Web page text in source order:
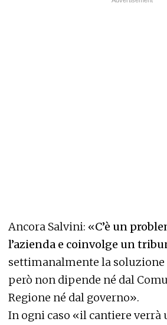
Ancora Salvini: «C’è un
l’azienda e coinvolge un
settimanalmente la soluzione
però non dipende né dal
Regione né dal governo».
In ogni caso «il cantiere verrà